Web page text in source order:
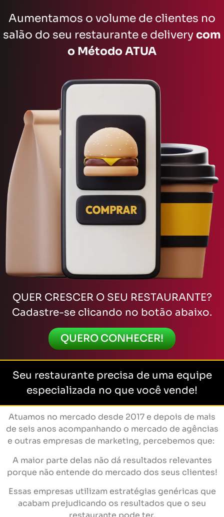
Aumentamos o volume de clientes no
salão do seu restaurante e deliverycom
o Método ATUA
QUER CRESCER O SEU RESTAURANTE?
Cadastre-se clicando no botão abaixo.
QUERO CONHECER!
Seu restaurante precisa de uma equipe
especializada no que você vende!
Atuamos no mercado desde 2017 e depois de mais
de seis anos acompanhando o mercado de agências
e outras empresas de marketing, percebemos que:
A maior parte delas não dá resultados relevantes
porque não entende do mercado dos seus clientes!
Essas empresas utilizam estratégias genéricas que
acabam prejudicando os resultados que o seu